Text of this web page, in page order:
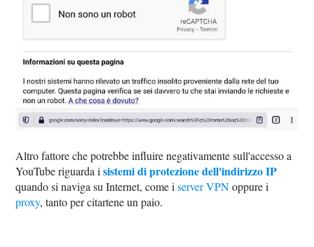
Altro fattore che potrebbe influire negativamente sull'accesso a
YouTube riguarda isistemi di protezione dell'indirizzo IP
quando si naviga su Internet, come iserver VPNoppure i
proxy, tanto per citartene un paio.